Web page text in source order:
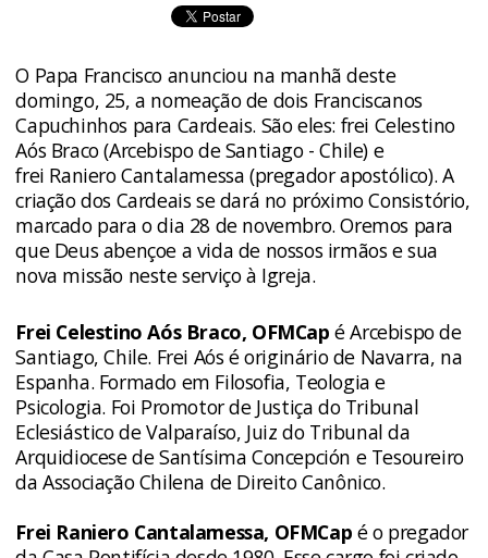
O Papa Francisco anunciou na manhã deste
domingo, 25, a nomeação de dois Franciscanos
Capuchinhos para Cardeais. São eles: frei Celestino
Aós Braco (Arcebispo de Santiago - Chile) e
frei Raniero Cantalamessa (pregador apostólico). A
criação dos Cardeais se dará no próximo Consistório,
marcado para o dia 28 de novembro. Oremos para
que Deus abençoe a vida de nossos irmãos e sua
nova missão neste serviço à Igreja.
Frei Celestino Aós Braco, OFMCap é Arcebispo de
Santiago, Chile. Frei Aós é originário de Navarra, na
Espanha. Formado em Filosofia, Teologia e
Psicologia. Foi Promotor de Justiça do Tribunal
Eclesiástico de Valparaíso, Juiz do Tribunal da
Arquidiocese de Santísima Concepción e Tesoureiro
da Associação Chilena de Direito Canônico.
Frei Raniero Cantalamessa, OFMCap é o pregador